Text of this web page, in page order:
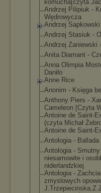
komucha[czyta
Andrzej Pilipiuk -
Wędrowycza
Andrzej Sapkowski
Andrzej Stasiuk -
Andrzej Zaniewski
Anita Diamant -
Anna Olimpia
Daniło
Anne Rice
Anonim - Księga
Anthony Piers -
Cameleon [Czyta
Antoine de Saint-
(czyta Michał
Antoine de Saint-
Antologia - Ballada
Antologia -
niesamowite i
niderlandzkiej
Antologia -
zmyslowych
J.Trzepiecinsk